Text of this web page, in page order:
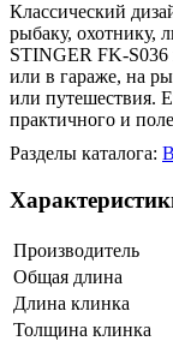
Классический
рыбаку, охотнику,
STINGER FK-S036
или в гараже, на
или путешествия.
практичного и
Разделы каталога:
Производитель
Общая длина
Длина клинка
Толщина клинка